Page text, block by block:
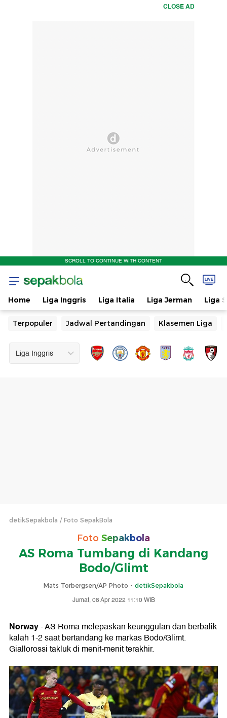
CLOSE AD
SCROLL TO CONTINUE WITH CONTENT
Home Liga Inggris Liga Italia Liga Jerman Liga
Terpopuler Jadwal Pertandingan Klasemen Liga
detikSepakbola Foto SepakBola
Foto Sepakbola
AS Roma Tumbang di Kandang
Bodo/Glimt
Mats Torbergsen/AP Photo - detikSepakbola
Jumat, 08 Apr 2022 11:10 WIB
Norway- AS Roma melepaskan keunggulan dan berbalik
kalah 1-2 saat bertandang ke markas Bodo/Glimt.
Giallorossi takluk di menit-menit terakhir.